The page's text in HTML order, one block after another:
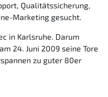
Qualitätssicherung,
Marketing gesucht.
in Karlsruhe. Darum
am 24. Juni 2009 seine Tore
zu guter 80er